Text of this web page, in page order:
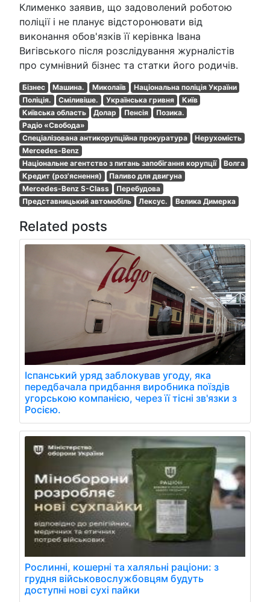
Клименко заявив, що задоволений роботою
поліції і не планує відсторонювати від
виконання обов'язків її керівнка Івана
Вигівського після розслідування журналістів
про сумнівний бізнес та статки його родичів.
Бізнес Машина. Миколаїв
Національна поліція України
Поліція.
Сміливіше. Українська гривня
Київ
Київська область
Долар Пенсія
Позика.
Радіо «Свобода»
Спеціалізована антикорупційна прокуратура
Нерухомість
Mercedes-Benz
Національне агентство з питань запобігання корупції
Волга
Кредит (роз'яснення)
Паливо для двигуна
Mercedes-Benz S-Class
Перебудова
Представницький автомобіль
Лексус. Велика Димерка
Related posts
Іспанський уряд заблокував угоду, яка
передбачала придбання виробника поїздів
угорською компанією, через її тісні зв'язки з
Росією.
Рослинні, кошерні та халяльні раціони: з
грудня військовослужбовцям будуть
доступні нові сухі пайки